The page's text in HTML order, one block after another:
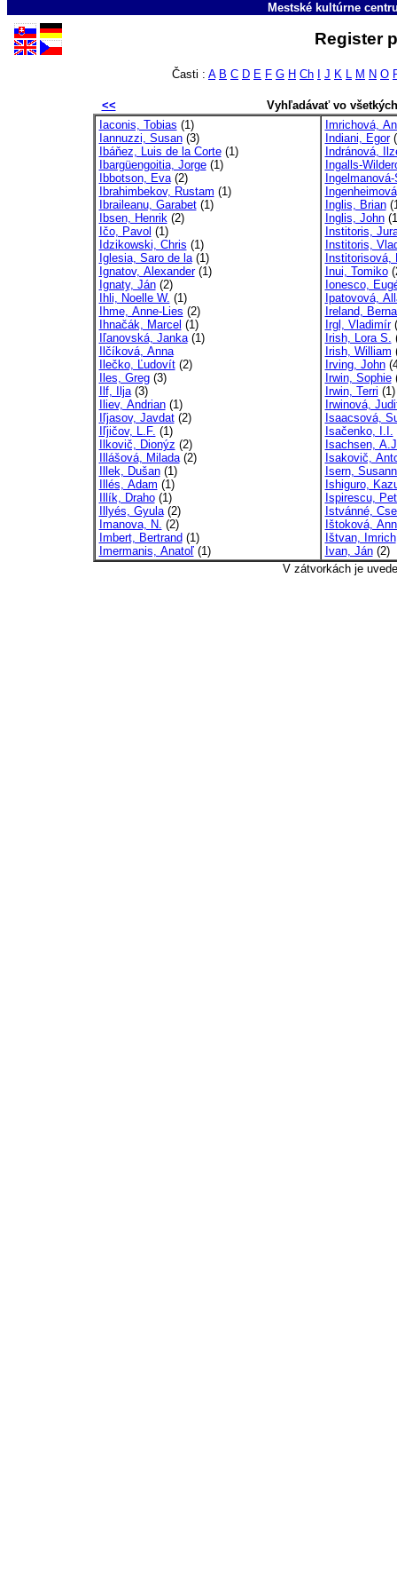
Mestské kultúrne
Register
Časti : A B C D E F G H Ch J K L M N O
<<
Vyhľadávať vo
Iaconis, Tobias (1)
Iannuzzi, Susan(3)
Ibáňez, Luis de la Corte(1)
Ibargüengoitia, Jorge(1)
Ibbotson, Eva(2)
Ibrahimbekov, Rustam (1)
Ibraileanu, Garabet(1)
Ibsen, Henrik(2)
Ičo, Pavol (1)
Idzikowski, Chris (1)
Iglesia, Saro de la(1)
Ignatov, Alexander(1)
Ignaty, Ján(2)
Ihli, Noelle W. (1)
Ihme, Anne-Lies (2)
Ihnačák, Marcel (1)
Iľanovská, Janka(1)
Ilčíková, Anna
Ilečko, Ľudovít(2)
Iles, Greg(3)
Ilf, Ilja(3)
Iliev, Andrian(1)
Iľjasov, Javdat(2)
Iľjičov, L.F. (1)
Ilkovič, Dionýz (2)
Illášová, Milada(2)
Illek, Dušan(1)
Illés, Adam (1)
Illík, Draho(1)
Illyés, Gyula(2)
Imanova, N. (2)
Imbert, Bertrand (1)
Imermanis, Anatoľ(1)
Imrichová,
Indiani, Egor
Indránová,
Ingalls-
Inglis, Brian
Inglis, John
Institoris,
Institoris,
Institorisová,
Inui, Tomiko
Ionesco,
Ipatovová,
Ireland,
Irgl, Vladimír
Irish, Lora S.
Irish, William
Irving, John
Irwin, Sophie
Irwin, Terri (1)
Irwinová,
Isaacsová,
Isačenko, I.I.
Isachsen,
Isakovič,
Isern,
Ishiguro,
Ispirescu,
Istvánné,
Ištoková,
Ištvan, Imrich
Ivan, Ján(2)
V zátvorkách je